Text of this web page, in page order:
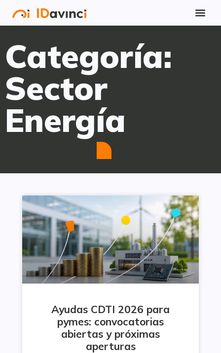
Categoría:
Sector
Energía
Ayudas CDTI 2026 para
pymes: convocatorias
abiertas y próximas
aperturas